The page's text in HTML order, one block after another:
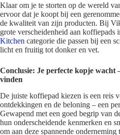
Klaar om je te storten op de wereld
ervoor dat je koopt bij een
de kwaliteit van zijn producten. Bij
grote verscheidenheid aan koffiepads
Kitchen categorie die passen bij een
licht en fruitig tot donker en vet.
Conclusie: Je perfecte kopje wacht
vinden
De juiste koffiepad kiezen is een reis
ontdekkingen en de beloning – een
Gewapend met een goed begrip van
hun onderscheidende kenmerken en
om aan deze spannende onderneming